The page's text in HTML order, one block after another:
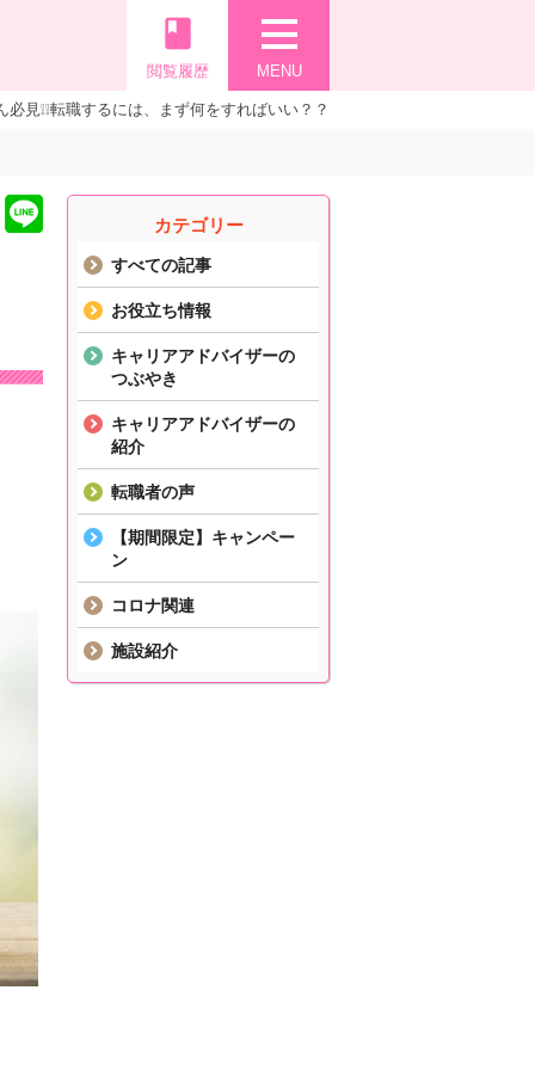
MENU
book
閲覧履歴
見❕❕転職するには、まず何をすればいい？？
カテゴリー
すべての記事
お役立ち情報
キャリアアドバイザーの
つぶやき
キャリアアドバイザーの
紹介
転職者の声
【期間限定】キャンペー
ン
コロナ関連
施設紹介